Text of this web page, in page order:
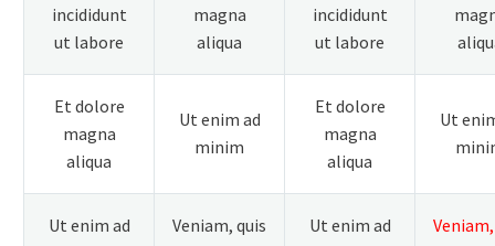
incididunt
ut labore
magna
aliqua
incididunt
ut labore
Et dolore
magna
aliqua
Ut enim ad
minim
Et dolore
magna
aliqua
Ut
Ut enim ad
Veniam, quis
Ut enim ad